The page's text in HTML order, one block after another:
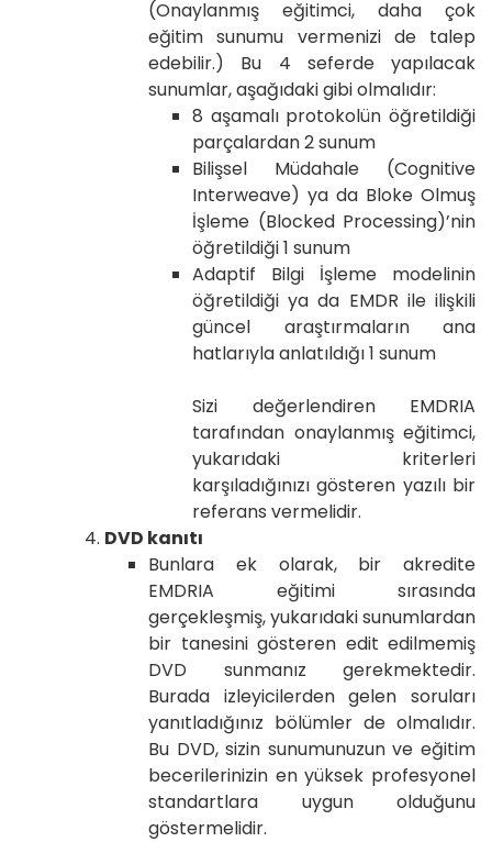
(Onaylanmış eğitimci, daha çok
eğitim sunumu vermenizi de talep
edebilir.) Bu 4 seferde yapılacak
sunumlar, aşağıdaki gibi olmalıdır:
8 aşamalı protokolün öğretildiği
parçalardan 2 sunum
Bilişsel Müdahale (Cognitive
Interweave) ya da Bloke Olmuş
İşleme (Blocked Processing)’nin
öğretildiği 1 sunum
Adaptif Bilgi İşleme modelinin
öğretildiği ya da EMDR ile ilişkili
güncel araştırmaların ana
hatlarıyla anlatıldığı 1 sunum
Sizi değerlendiren EMDRIA
tarafından onaylanmış eğitimci,
yukarıdaki kriterleri
karşıladığınızı gösteren yazılı bir
referans vermelidir.
DVD kanıtı
Bunlara ek olarak, bir akredite
EMDRIA eğitimi sırasında
gerçekleşmiş, yukarıdaki sunumlardan
bir tanesini gösteren edit edilmemiş
DVD sunmanız gerekmektedir.
Burada izleyicilerden gelen soruları
yanıtladığınız bölümler de olmalıdır.
Bu DVD, sizin sunumunuzun ve eğitim
becerilerinizin en yüksek profesyonel
standartlara uygun olduğunu
göstermelidir.